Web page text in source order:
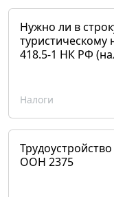
Нужно ли в
туристическому
418.5-1 НК РФ
Налоги
ООН 2375